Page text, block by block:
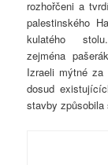
rozhořčeni a
palestinského
kulatého
zejména
Izraeli mýtné
dosud
stavby způsobila